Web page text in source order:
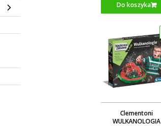
Do koszyka
Clementoni
WULKANOLOGIA